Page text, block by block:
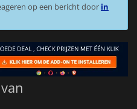
op een bericht door in